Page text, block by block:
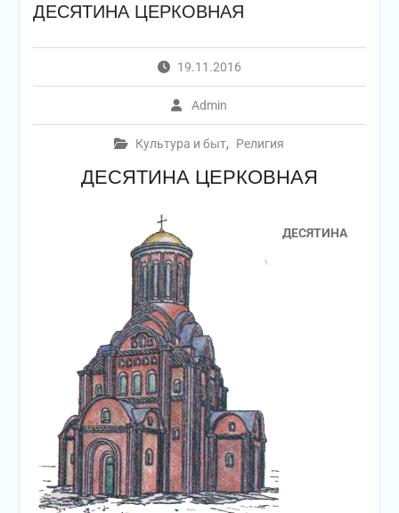
ДЕСЯТИНА ЦЕРКОВНАЯ
19.11.2016
Admin
Культура и быт, Религия
ДЕСЯТИНА ЦЕРКОВНАЯ
ДЕСЯТИНА